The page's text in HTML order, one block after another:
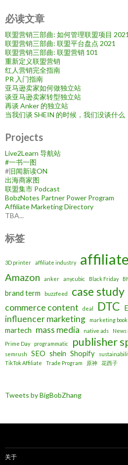
必读文章
联盟营销三部曲: 如何管理联盟项目 2021
联盟营销三部曲: 联盟平台盘点 2021
联盟营销三部曲: 联盟营销 101
重新定义联盟营销
红人营销完全指南
PR 入门指南
亚马逊卖家如何做独立站
谈亚马逊卖家转型独立站
再谈 Anker 的独立站
当我们谈 SHEIN 的时候，我们没谈什么
Projects
Live2Learn 导航站
#一书一图
#旧闻新读ON
出海商家图
联盟集市 Podcast
BobzNotes Partner Power Program
Affiliate Marketing Directory
TBA...
标签
3D printer affiliate industry
Amazon anker anycubic Black Friday
brand term buzzfeed case study
commerce content deal DTC
influencer marketing marketing
martech mass media native ads News
Prime Day
programmatic publisher
semrush
SEO shein Shopify
TikTok Affiliate Trade Program 原神 花西子
Tweets by BigBobZhang
关于